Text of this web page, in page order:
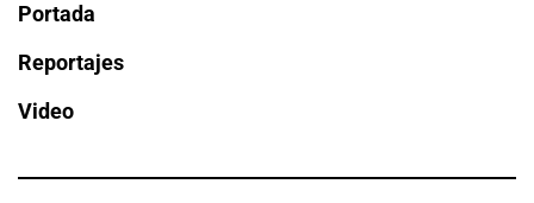
Portada
Reportajes
Video